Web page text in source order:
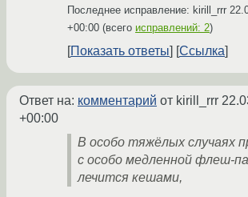
Последнее исправление: kirill_rrr
+00:00 (всего исправлений: 2)
Показать ответы Ссылка
Ответ на: комментарий от kirill_rrr
+00:00
В особо тяжёлых случаях
с особо медленной флеш-
лечится кешами,